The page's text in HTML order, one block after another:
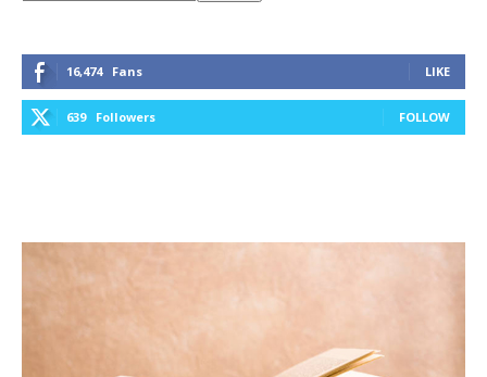
16,474 Fans LIKE
639 Followers FOLLOW